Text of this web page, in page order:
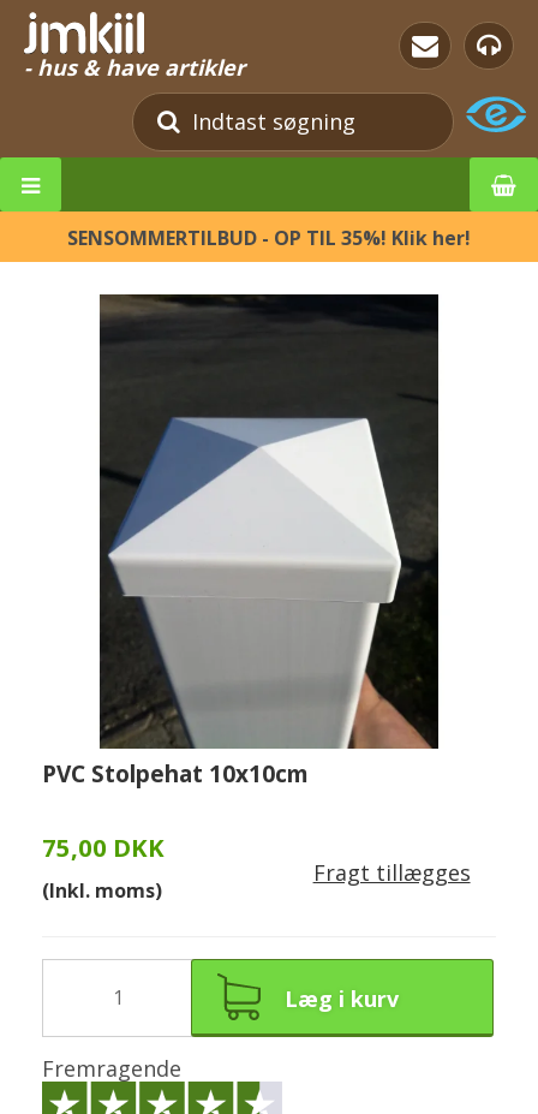
- hus & have artikler
SENSOMMERTILBUD - OP TIL 35%! Klik her!
PVC Stolpehat 10x10cm
75,00 DKK
(Inkl. moms)
Fragt tillægges
Læg i kurv
Fremragende